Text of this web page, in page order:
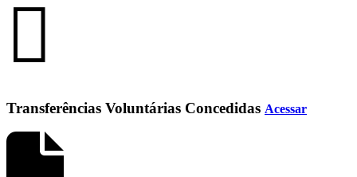
Transferências Voluntárias Concedidas Acessar